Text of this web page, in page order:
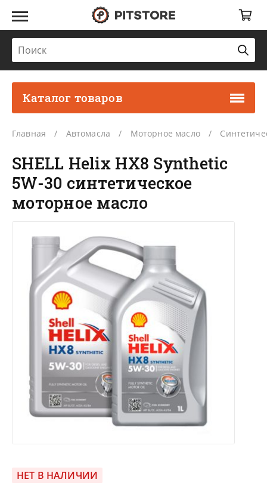
Каталог товаров
Главная Автомасла Моторное масло
SHELL Helix HX8 Synthetic
5W-30 синтетическое
моторное масло
НЕТ В НАЛИЧИИ